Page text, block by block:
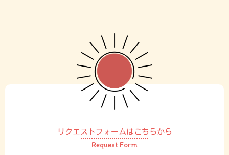
リクエストフォームはこちらから
Request Form